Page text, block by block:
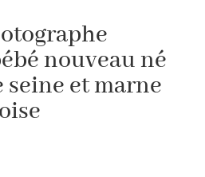
nouveau né
et marne